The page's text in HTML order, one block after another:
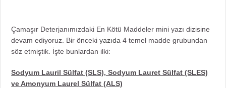
Çamaşır Deterjanımızdaki En Kötü Maddeler mini yazı dizisine
devam ediyoruz. Bir öncekiyazıda 4 temel madde grubundan
söz etmiştik. İşte bunlardan ilki:
Sodyum Lauril Sülfat (SLS), Sodyum Lauret Sülfat (SLES)
ve Amonyum Laurel Sülfat (ALS)